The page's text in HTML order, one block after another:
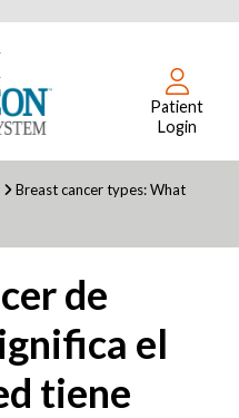
Patient
Login
Breast cancer types: What
de
el
tiene